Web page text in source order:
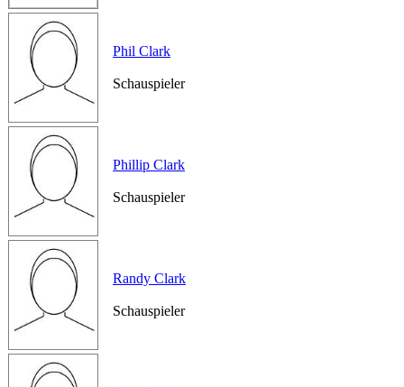
Phil Clark
Schauspieler
Phillip Clark
Schauspieler
Randy Clark
Schauspieler